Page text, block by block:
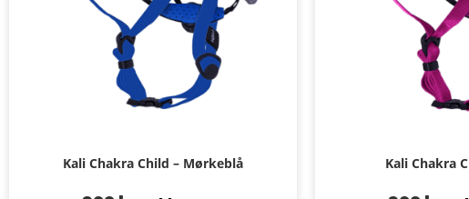
Kali Chakra Child – Mørkeblå Kali Chakra